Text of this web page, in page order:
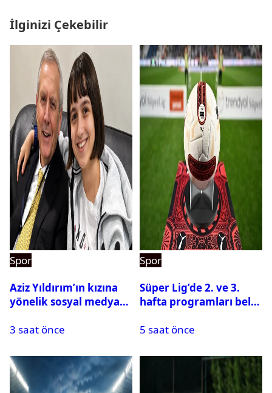
İlginizi Çekebilir
Spor
Aziz Yıldırım’ın kızına
yönelik sosyal medya
hakkında karar çıktı
3 saat önce
Spor
Süper Lig’de 2. ve 3.
hafta programları belli
5 saat önce